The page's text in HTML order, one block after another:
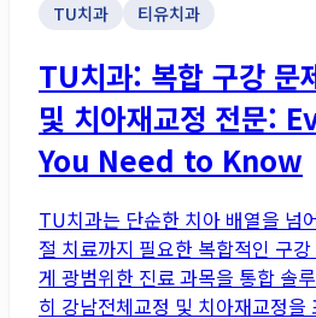
TU치과 티유치과
TU치과: 복합 구강 문
및 치아재교정 전문:
You Need to Know
TU치과는 단순한 치아 배열을 넘
절 치료까지 필요한 복합적인 구
게 광범위한 진료 과목을 통합 솔
히 강남전체교정 및 치아재교정을